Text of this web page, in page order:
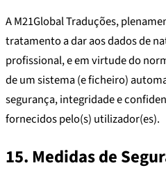
A M21Global Traduções,
tratamento a dar aos dados de
profissional, e em virtude do
de um sistema (e ficheiro)
segurança, integridade e
fornecidos pelo(s) utilizador(es).
15. Medidas de